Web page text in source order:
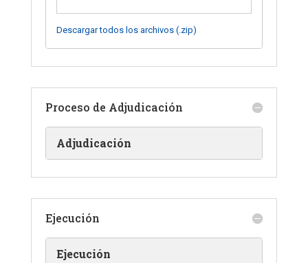
Descargar todos los archivos (.zip)
Proceso de Adjudicación
Adjudicación
Ejecución
Ejecución